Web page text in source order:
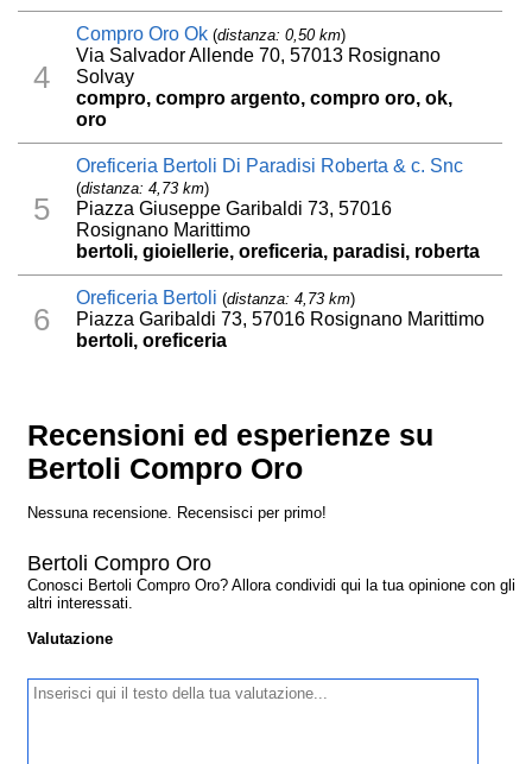
4
Compro Oro Ok (distanza: 0,50 km)
Via Salvador Allende 70, 57013 Rosignano
Solvay
compro, compro argento, compro oro, ok,
oro
5
Oreficeria Bertoli Di Paradisi Roberta & c. Snc
(distanza: 4,73 km)
Piazza Giuseppe Garibaldi 73, 57016
Rosignano Marittimo
bertoli, gioiellerie, oreficeria, paradisi, roberta
6
Oreficeria Bertoli (distanza: 4,73 km)
Piazza Garibaldi 73, 57016 Rosignano Marittimo
bertoli, oreficeria
Recensioni ed esperienze su
Bertoli Compro Oro
Nessuna recensione. Recensisci per primo!
Bertoli Compro Oro
Conosci Bertoli Compro Oro? Allora condividi qui la tua opinione con gli
altri interessati.
Valutazione